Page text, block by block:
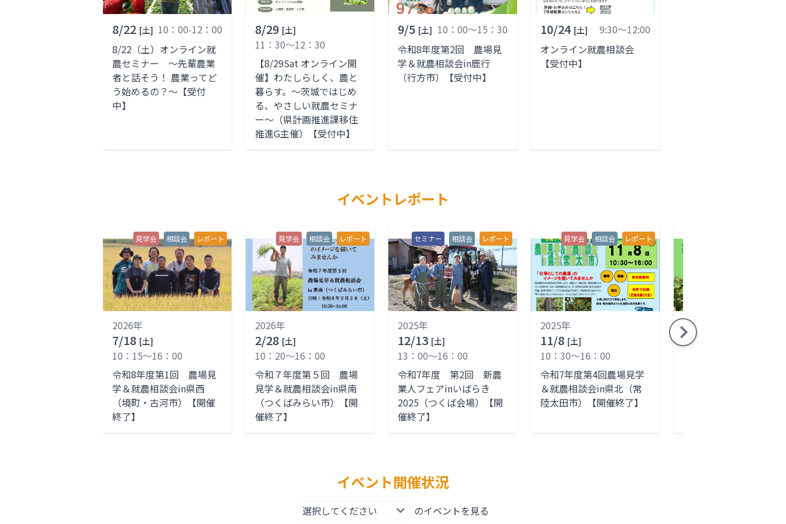
8/22 [土] 10：00-12：00
8/22（土）オンライン就
農セミナー ～先輩農業
者と話そう！ 農業ってど
う始めるの？～【受付
中】
8/29 [土]
11：30～12：30
【8/29Sat オンライン開
催】わたしらしく、農と
暮らす。～茨城ではじめ
る、やさしい就農セミナ
ー～（県計画推進課移住
推進G主催）【受付中】
9/5 [土] 10：00～15：30
令和8年度第2回 農場見
学＆就農相談会in鹿行
（行方市）【受付中】
10/24 [土]
9:30～12:00
オンライン就農相談会
【受付中】
イベントレポート
見学会 相談会 レポート
2026年
7/18 [土]
10：15～16：00
令和8年度第1回 農場見
学＆就農相談会in県西
（境町・古河市）【開催
終了】
見学会 相談会 レポート
2026年
2/28 [土]
10：20～16：00
令和７年度第５回 農場
見学＆就農相談会in県南
（つくばみらい市）【開
催終了】
セミナー 相談会 レポート
2025年
12/13 [土]
13：00～16：00
令和7年度 第2回 新農
業人フェアinいばらき
2025（つくば会場）【開
催終了】
見学会 相談会 レポート
2025年
11/8 [土]
10：30～16：00
令和7年度第4回農場見学
＆就農相談会in県北（常
陸太田市）【開催終了】
2025年
10/18
イベント開催状況
のイベントを見る